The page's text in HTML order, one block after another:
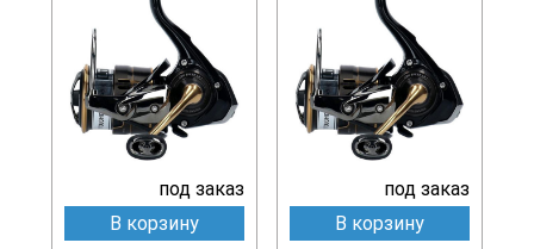
под заказ
В корзину
под заказ
В корзину